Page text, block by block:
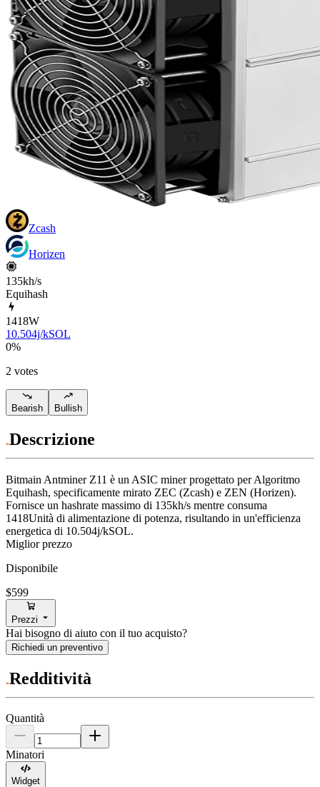
Zcash
Horizen
135kh/s
Equihash
1418W
10.504j/kSOL
0%
2 votes
Bearish Bullish
Descrizione
Bitmain Antminer Z11 è un ASIC miner progettato per Algoritmo
Equihash, specificamente mirato ZEC (Zcash) e ZEN (Horizen).
Fornisce un hashrate massimo di 135kh/s mentre consuma
1418Unità di alimentazione di potenza, risultando in un'efficienza
energetica di 10.504j/kSOL.
Miglior prezzo
Disponibile
$599
Prezzi
Hai bisogno di aiuto con il tuo acquisto?
Richiedi un preventivo
Redditività
Quantità
Minatori
Widget